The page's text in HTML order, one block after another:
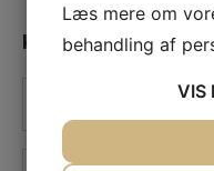
Kontakt os
Læs mere om
behandling af
VIS